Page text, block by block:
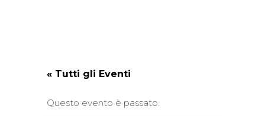
« Tutti gli Eventi
Questo evento è passato.